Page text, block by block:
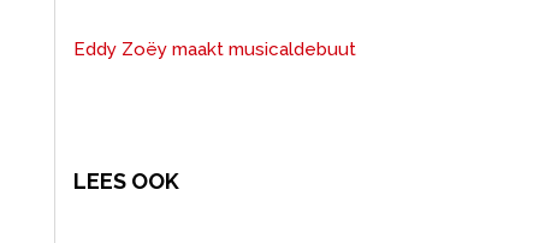
Eddy Zoëy maakt musicaldebuut
LEES OOK